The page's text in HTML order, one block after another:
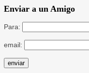
Enviar a un Amigo
Para:
email: